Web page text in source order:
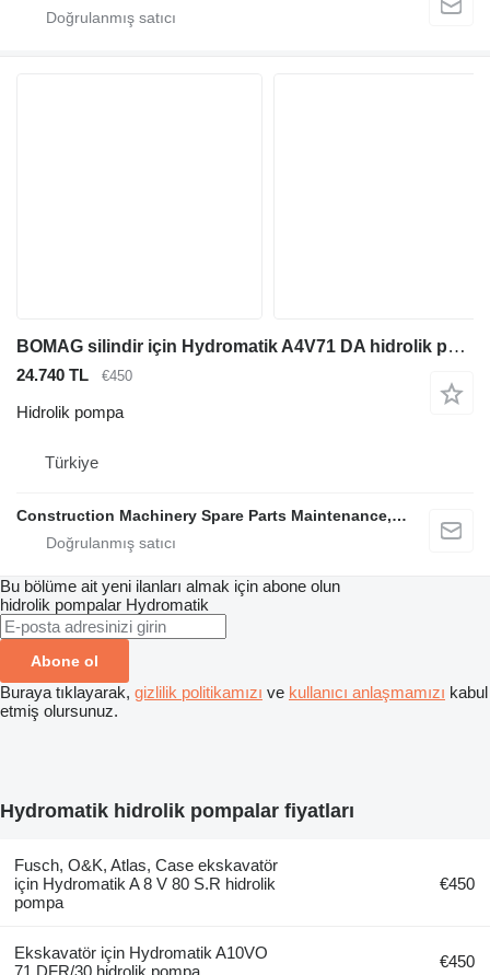
BOMAG silindir için Hydromatik A4V71 DA hidrolik pompa
24.740 TL €450
Hidrolik pompa
Türkiye
Construction Machinery Spare Parts Maintenance, Repair and Sales Company
Bu bölüme ait yeni ilanları almak için abone olun
hidrolik pompalar Hydromatik
Abone ol
Buraya tıklayarak, gizlilik politikamızı ve kullanıcı anlaşmamızı kabul
etmiş olursunuz.
Hydromatik hidrolik pompalar fiyatları
Fusch, O&K, Atlas, Case ekskavatör
için Hydromatik A 8 V 80 S.R hidrolik
pompa
€450
Ekskavatör için Hydromatik A10VO
€450